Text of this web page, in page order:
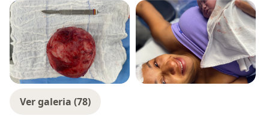
Ver galeria (78)